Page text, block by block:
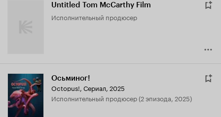
Untitled Tom McCarthy Film
исполнительный продюсер
Осьминог!
Octopus!, Сериал, 2025
исполнительный продюсер (2 эпизода, 2025)